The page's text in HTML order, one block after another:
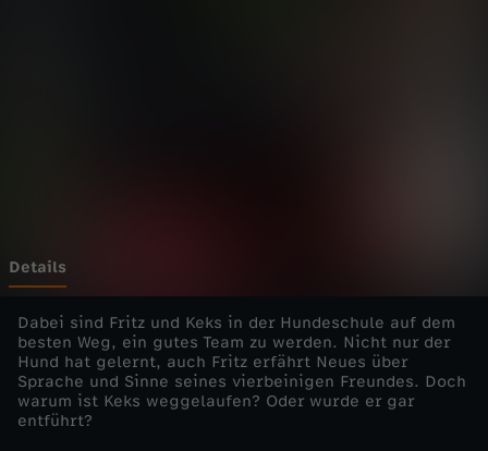
F
r
i
t
Details
Dabei sind Fritz und Keks in der Hundeschule auf dem
besten Weg, ein gutes Team zu werden. Nicht nur der
Hund hat gelernt, auch Fritz erfährt Neues über
Sprache und Sinne seines vierbeinigen Freundes. Doch
warum ist Keks weggelaufen? Oder wurde er gar
entführt?